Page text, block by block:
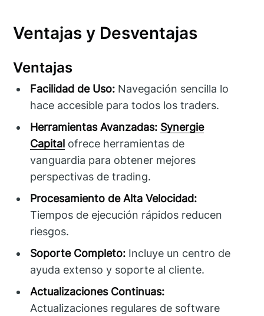
Ventajas y Desventajas
Ventajas
Facilidad de Uso: Navegación sencilla lo
hace accesible para todos los traders.
Herramientas Avanzadas: Synergie
Capital ofrece herramientas de
vanguardia para obtener mejores
perspectivas de trading.
Procesamiento de Alta Velocidad:
Tiempos de ejecución rápidos reducen
riesgos.
Soporte Completo: Incluye un centro de
ayuda extenso y soporte al cliente.
Actualizaciones Continuas:
Actualizaciones regulares de software